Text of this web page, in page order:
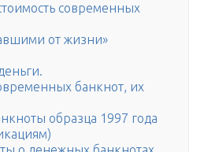
современных
от жизни»
банкнот, их
образца 1997 года